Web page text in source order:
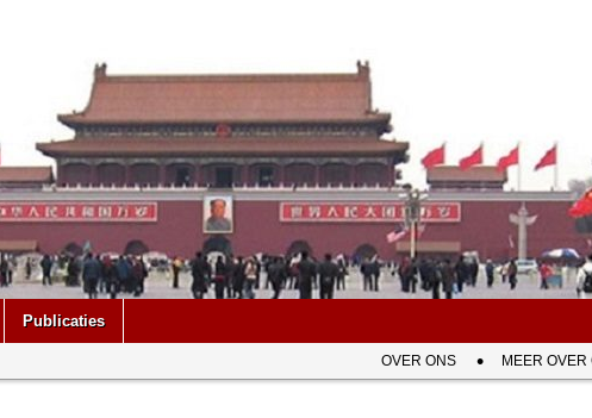
Publicaties
OVER ONS MEER OVER